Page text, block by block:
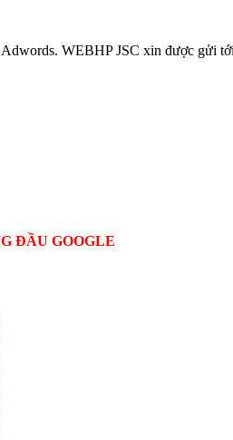
WEBHP JSC xin được gửi
ĐẦU GOOGLE